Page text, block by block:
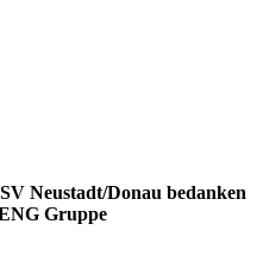
Neustadt/Donau bedanken
Gruppe